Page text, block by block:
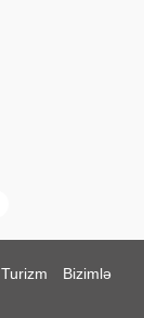
Turizm
Bizimlə